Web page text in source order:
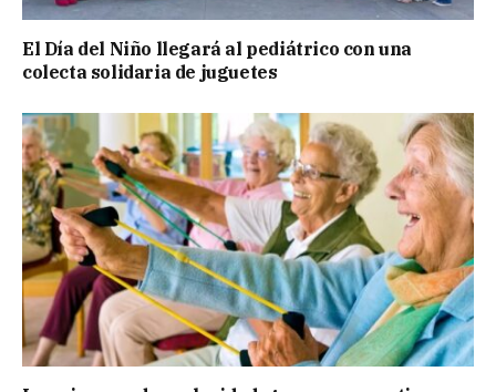
El Día del Niño llegará al pediátrico con una
colecta solidaria de juguetes